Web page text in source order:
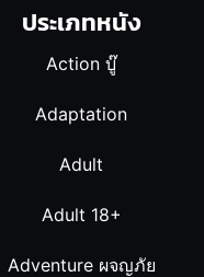
ประเภทหนัง
Action บู๊
Adaptation
Adult
Adult 18+
Adventure ผจญภัย